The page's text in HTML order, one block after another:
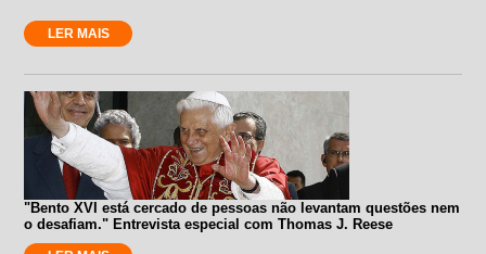
LER MAIS
"Bento XVI está cercado de pessoas não levantam questões nem
o desafiam." Entrevista especial com Thomas J. Reese